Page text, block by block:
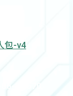
包-v4
06-25:570